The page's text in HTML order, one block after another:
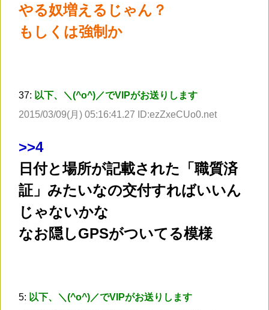
やる奴増えるじゃん？
もしくは強制か
37: 以下、＼(^o^)／でVIPがお送りします
2015/03/09(月) 05:16:41.27 ID:ezZxeCUo0.net
>>4
日付と場所が記載された「職質済
証」みたいなの交付すればいいん
じゃないかな
なお隠しGPSがついてる模様
5: 以下、＼(^o^)／でVIPがお送りします